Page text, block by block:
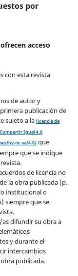
por
acceso
con esta revista
de autor y
publicación de
sujeto a la licencia de
Igual 4.0
by-nc-sa/4.0/que
que se indique
de licencia no
la obra publicada (p.
institucional o
siempre que se
difundir su obra a
y durante el
intercambios
publicada.